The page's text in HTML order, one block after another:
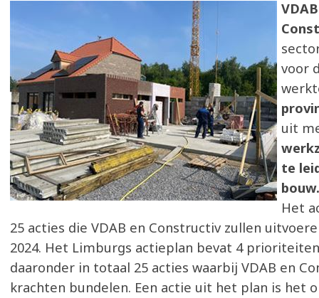
voor
uit
te
bouw.
Het
25 acties die VDAB en Constructiv zullen
2024. Het Limburgs actieplan bevat 4
daaronder in totaal 25 acties waarbij VDAB en
krachten bundelen. Een actie uit het plan is het